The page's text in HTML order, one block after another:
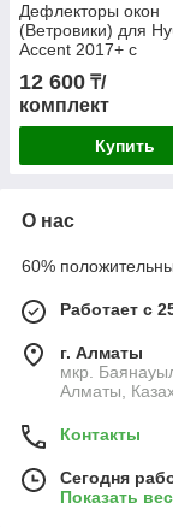
Дефлекторы окон
(Ветровики) для
Accent 2017+ с
металлическим
молдингом
12 600 ₸/
комплект
Купить
О нас
60%
Работает с
г. Алматы
мкр.
Алматы,
Контакты
Сегодня
Показать